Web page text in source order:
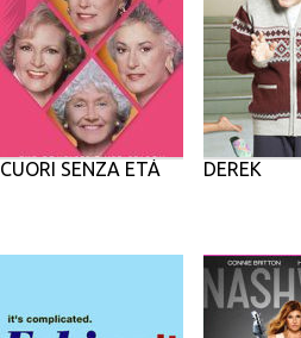
CUORI SENZA ETÀ DEREK